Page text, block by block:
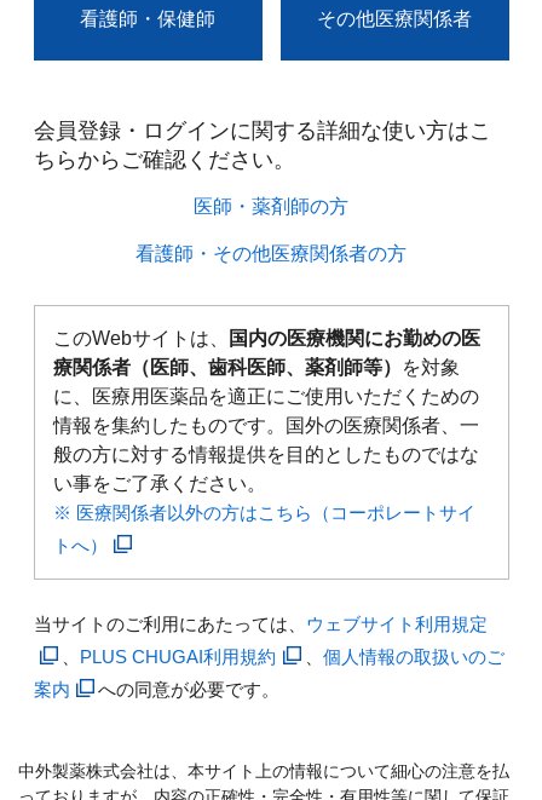
看護師・保健師 その他医療関係者
会員登録・ログインに関する詳細な使い方はこ
ちらからご確認ください。​
医師・薬剤師の方​
看護師・その他医療関係者の方​
このWebサイトは、
国内の医療機関にお勤めの医
療関係者（医師、歯科医師、薬剤師等）
を対象
に、医療用医薬品を適正にご使用いただくための
情報を集約したものです。国外の医療関係者、一
般の方に対する情報提供を目的としたものではな
い事をご了承ください。
※ 医療関係者以外の方はこちら（コーポレートサイ
トへ）
当サイトのご利用にあたっては、 ウェブサイト利用規定
PLUS CHUGAI利用規約
個人情報の取扱いのご
案内
への同意が必要です。
中外製薬株式会社は、本サイト上の情報について細心の注意を払
っておりますが、内容の正確性・完全性・有用性等に関して保証